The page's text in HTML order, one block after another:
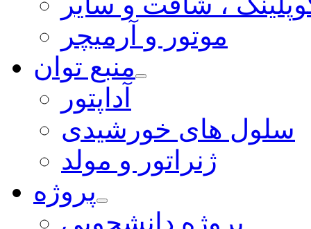
موتور و آرمیچر
منبع توان
آداپتور
سلول های خورشیدی
ژنراتور و مولد
پروژه
پروژه دانشجویی